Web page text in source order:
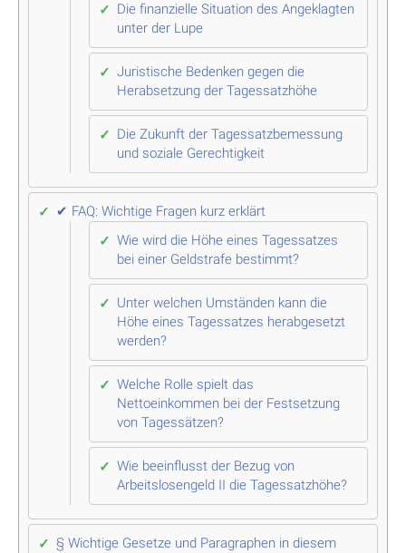
Die finanzielle Situation des Angeklagten
unter der Lupe
Juristische Bedenken gegen die
Herabsetzung der Tagessatzhöhe
Die Zukunft der Tagessatzbemessung
und soziale Gerechtigkeit
✔ FAQ: Wichtige Fragen kurz erklärt
Wie wird die Höhe eines Tagessatzes
bei einer Geldstrafe bestimmt?
Unter welchen Umständen kann die
Höhe eines Tagessatzes herabgesetzt
werden?
Welche Rolle spielt das
Nettoeinkommen bei der Festsetzung
von Tagessätzen?
Wie beeinflusst der Bezug von
Arbeitslosengeld II die Tagessatzhöhe?
§ Wichtige Gesetze und Paragraphen in diesem